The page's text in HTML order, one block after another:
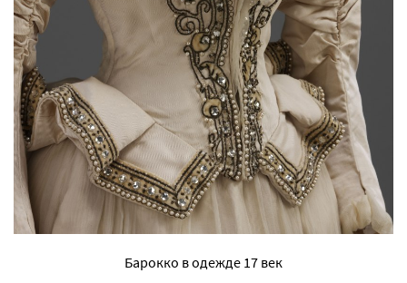
Барокко в одежде 17 век